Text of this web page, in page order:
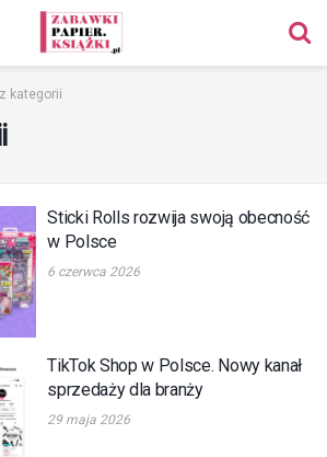
kategorii
Sticki Rolls rozwija swoją obecność
w Polsce
6 czerwca 2026
TikTok Shop w Polsce. Nowy kanał
sprzedaży dla branży
29 maja 2026